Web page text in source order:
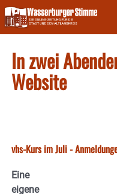
Skip
to
content
In zwei
Website
vhs-Kurs im Juli -
Eine
eigene